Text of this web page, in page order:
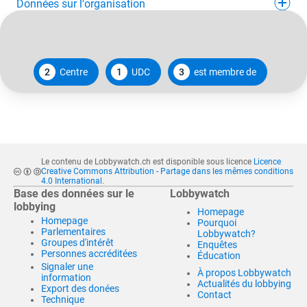
Données sur l'organisation
2 Centre 1 UDC 3 est membre de
Le contenu de Lobbywatch.ch est disponible sous licence Licence
Creative Commons Attribution - Partage dans les mêmes conditions
4.0 International .
Base des données sur le
lobbying
Homepage
Parlementaires
Groupes d'intérêt
Personnes accréditées
Signaler une
information
Export des donées
Technique
Lobbywatch
Homepage
Pourquoi
Lobbywatch?
Enquêtes
Éducation
À propos Lobbywatch
Actualités du lobbying
Contact